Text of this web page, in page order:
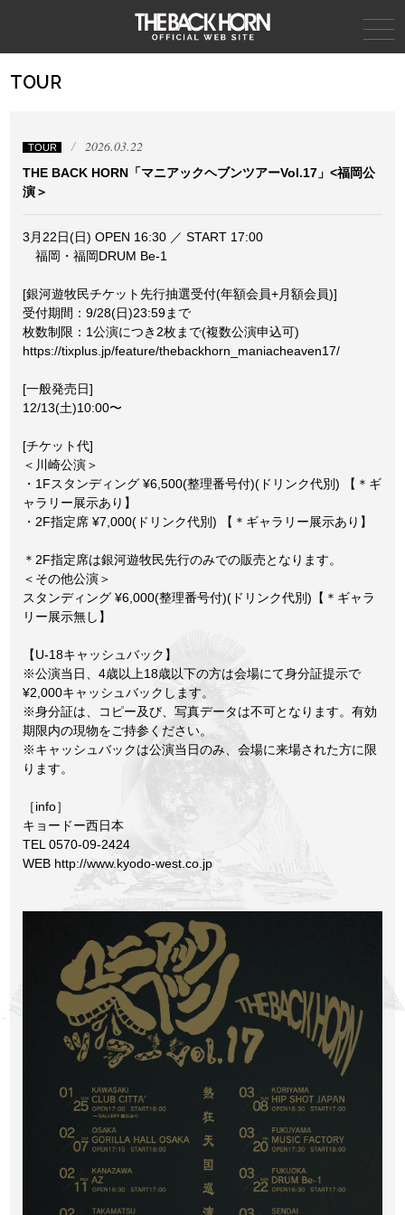
THE BACK HORN
TOUR
TOUR 2026.03.22
THE BACK HORN「マニアックヘブンツアーVol.17」<福岡公
演＞
3⽉22⽇(日) OPEN 16:30 ／ START 17:00
福岡・福岡DRUM Be-1
[銀河遊牧⺠チケット先⾏抽選受付(年額会員+⽉額会員)]
受付期間：9/28(⽇)23:59まで
枚数制限：1公演につき2枚まで(複数公演申込可)
https://tixplus.jp/feature/thebackhorn_maniacheaven17/
[一般発売日]
12/13(土)10:00〜
[チケット代]
＜川崎公演＞
・1Fスタンディング ¥6,500(整理番号付)(ドリンク代別) 【＊ギ
ャラリー展⽰あり】
・2F指定席 ¥7,000(ドリンク代別) 【＊ギャラリー展⽰あり】
＊2F指定席は銀河遊牧⺠先⾏のみでの販売となります。
＜その他公演＞
スタンディング ¥6,000(整理番号付)(ドリンク代別)【＊ギャラ
リー展⽰無し】
【U-18キャッシュバック】
※公演当⽇、4歳以上18歳以下の⽅は会場にて⾝分証提⽰で
¥2,000キャッシュバックします。
※⾝分証は、コピー及び、写真データは不可となります。有効
期限内の現物をご持参ください。
※キャッシュバックは公演当⽇のみ、会場に来場された⽅に限
ります。
［info］
キョードー西日本
TEL 0570-09-2424
WEB http://www.kyodo-west.co.jp